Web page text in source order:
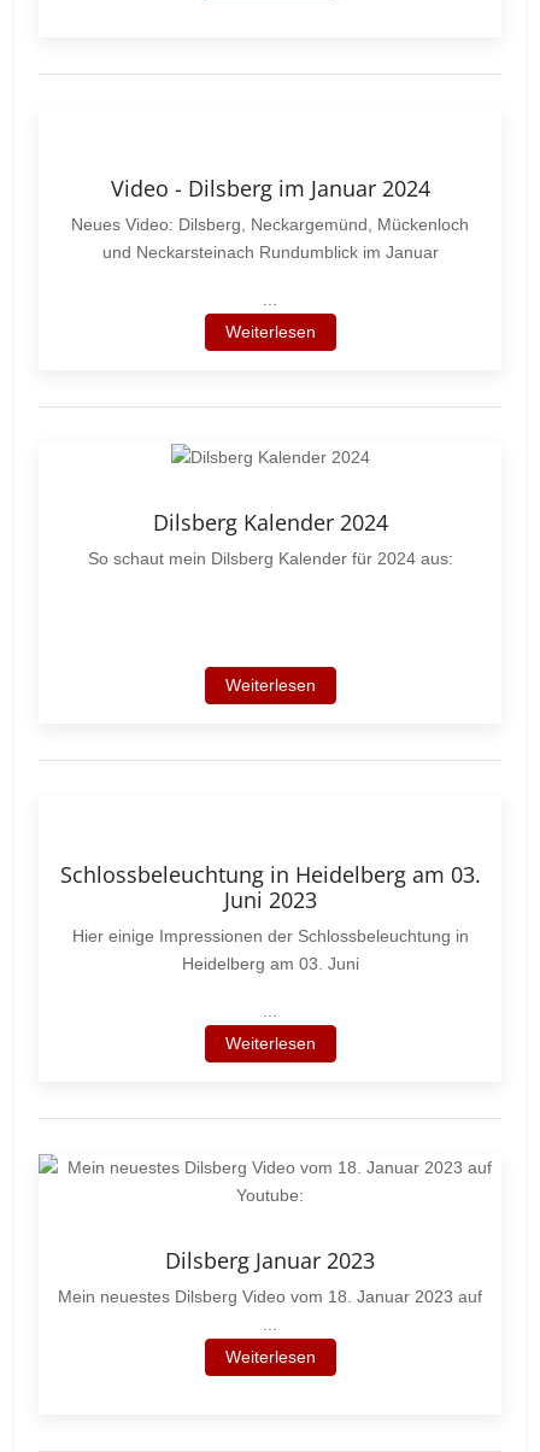
Video - Dilsberg im Januar 2024
Neues Video: Dilsberg, Neckargemünd, Mückenloch
und Neckarsteinach Rundumblick im Januar
Weiterlesen
Dilsberg Kalender 2024
So schaut mein Dilsberg Kalender für 2024 aus:
Weiterlesen
Schlossbeleuchtung in Heidelberg am 03.
Juni 2023
Hier einige Impressionen der Schlossbeleuchtung in
Heidelberg am 03. Juni
Weiterlesen
Dilsberg Januar 2023
Mein neuestes Dilsberg Video vom 18. Januar 2023 auf
Weiterlesen